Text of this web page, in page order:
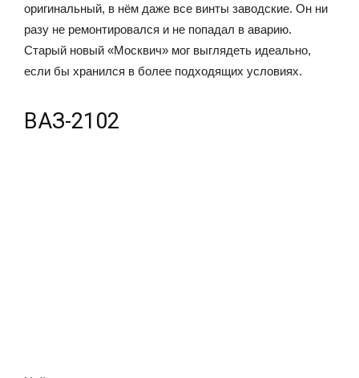
оригинальный, в нём даже все винты заводские. Он ни
разу не ремонтировался и не попадал в аварию.
Старый новый «Москвич» мог выглядеть идеально,
если бы хранился в более подходящих условиях.
ВАЗ-2102